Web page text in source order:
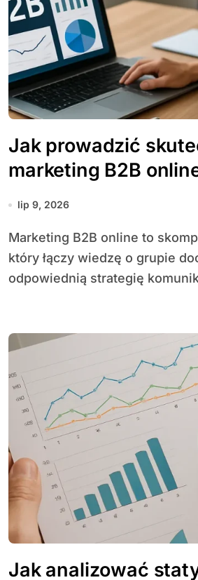
Jak prowadzić
marketing B2B
lip 9, 2026
Marketing B2B online to skomplikowany proces,
który łączy wiedzę o grupie
odpowiednią strategię
Jak analizować